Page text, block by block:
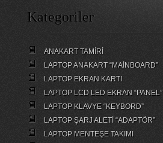
Kategoriler
ANAKART TAMİRİ
LAPTOP ANAKART “MAİNBOARD”
LAPTOP EKRAN KARTI
LAPTOP LCD LED EKRAN “PANEL”
LAPTOP KLAVYE “KEYBORD”
LAPTOP ŞARJ ALETİ “ADAPTÖR”
LAPTOP MENTEŞE TAKIMI